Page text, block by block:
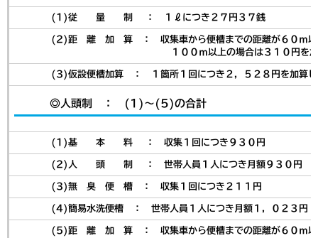
(1)従 量 制 ： １ℓにつき２７円３７銭
(2)距 離 加 算 ： 収集車から便槽までの距離が６０ｍ以上１
１００ｍ以上の場合は３１０円を加算し
(3)仮設便槽加算 ： １箇所１回につき２，５２８円を加算し
◎人頭制 ： (1)～(5)の合計
(1)基 本 料 ： 収集１回につき９３０円
(2)人 頭 制 ： 世帯人員１人につき月額９３０円
(3)無 臭 便 槽 ： 収集１回につき２１１円
(4)簡易水洗便槽 ： 世帯人員１人につき月額１，０２３円
(5)距 離 加 算 ： 収集車から便槽までの距離が６０ｍ以上１